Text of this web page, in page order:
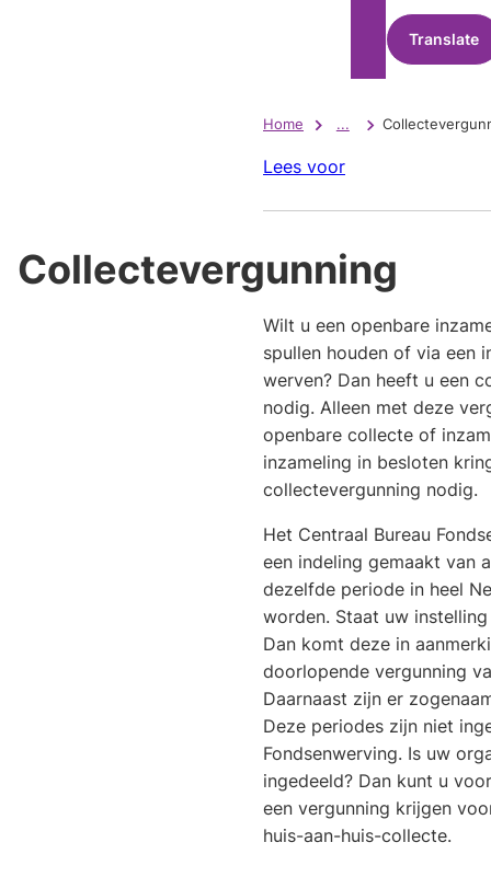
Translate
Home ...
Lees voor
Collectevergunning
Wilt u een openbare
spullen houden of via een
werven? Dan heeft u een
nodig. Alleen met deze
openbare collecte of
inzameling in besloten
collectevergunning nodig.
Het Centraal Bureau
een indeling gemaakt van
dezelfde periode in heel
worden. Staat uw
Dan komt deze in
doorlopende vergunning
Daarnaast zijn er
Deze periodes zijn niet
Fondsenwerving. Is uw
ingedeeld? Dan kunt u
een vergunning krijgen
huis-aan-huis-collecte.